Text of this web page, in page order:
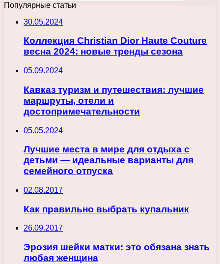
Популярные статьи
30.05.2024
Коллекция Christian Dior Haute Couture
весна 2024: новые тренды сезона
05.09.2024
Кавказ туризм и путешествия: лучшие
маршруты, отели и
достопримечательности
05.05.2024
Лучшие места в мире для отдыха с
детьми — идеальные варианты для
семейного отпуска
02.08.2017
Как правильно выбрать купальник
26.09.2017
Эрозия шейки матки: это обязана знать
любая женщина